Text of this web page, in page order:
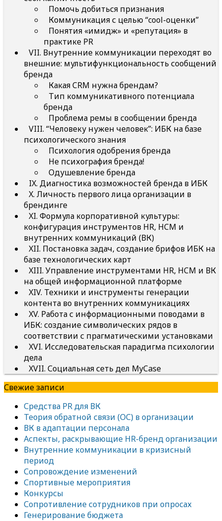
Помочь добиться признания
Коммуникация с целью “cool-оценки”
Понятия «имидж» и «репутация» в
практике PR
VII. Внутренние коммуникации переходят во
внешние: мультифункциональность сообщений
бренда
Какая CRM нужна брендам?
Тип коммуникативного потенциала
бренда
Проблема ремы в сообщении бренда
VIII. “Человеку нужен человек”: ИБК на базе
психологического знания
Психология одобрения бренда
Не психография бренда!
Одушевление бренда
IX. Диагностика возможностей бренда в ИБК
X. Личность первого лица организации в
брендинге
XI. Формула корпоративной культуры:
конфигурация инструментов HR, HCM и
внутренних коммуникаций (ВК)
XII. Постановка задач, создание брифов ИБК на
базе технологических карт
XIII. Управление инструментами HR, HCM и ВК
на общей информационной платформе
XIV. Техники и инструменты генерации
контента во внутренних коммуникациях
XV. Работа с информационными поводами в
ИБК: создание символических рядов в
соответствии с прагматическими установками
XVI. Исследовательская парадигма психологии
дела
XVII. Социальная сеть дел MyCase
Свежие записи
Средства PR для ВК
Теория обратной связи (ОС) в организации
ВК в адаптации персонала
Аспекты, раскрывающие HR-бренд организации
Внутренние коммуникации в кризисный
период
Сопровождение изменений
Спортивные мероприятия
Конкурсы
Сопротивление сотрудников при опросах
Генерирование бюджета